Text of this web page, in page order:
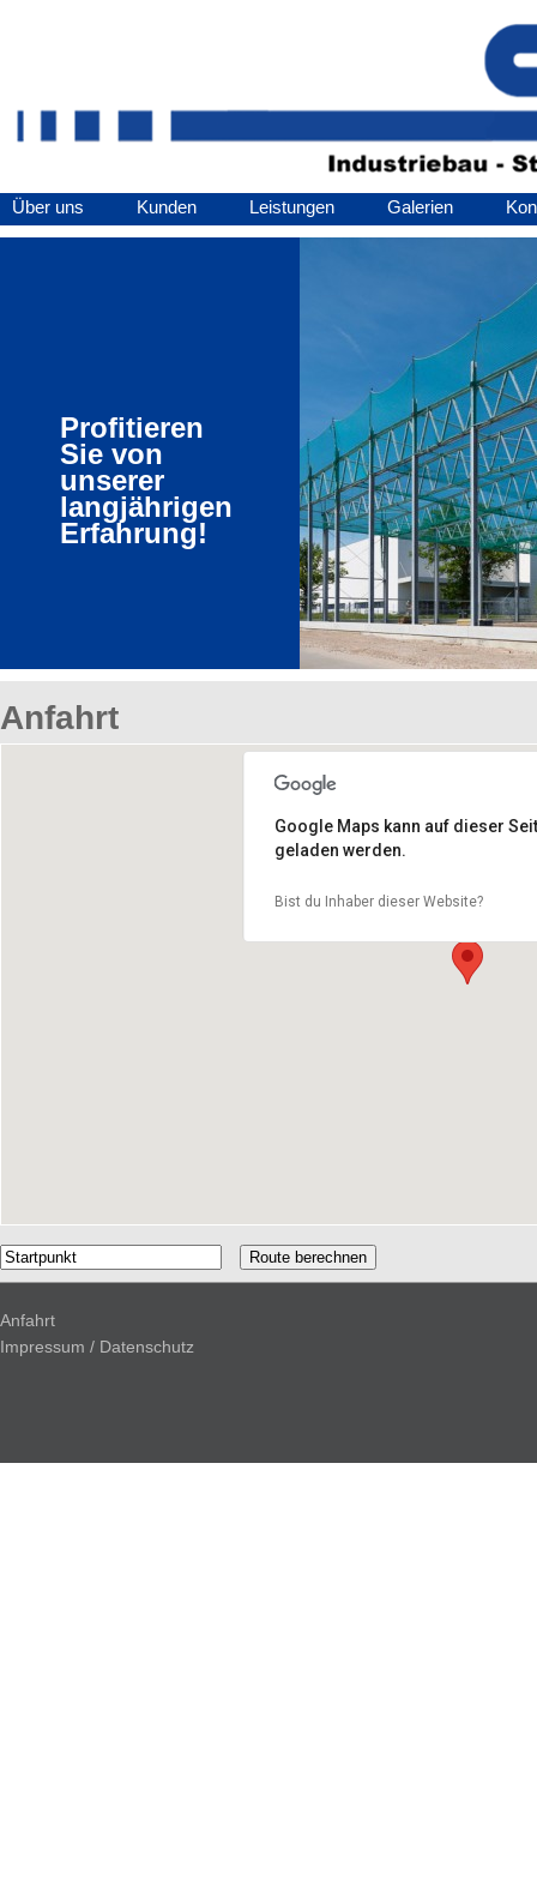
Über uns Kunden Leistungen Galerien
Profitieren
Sie von
unserer
langjährigen
Erfahrung!
Anfahrt
Google Maps kann auf dieser
geladen werden.
Bist du Inhaber dieser Website?
Anfahrt
Impressum / Datenschutz